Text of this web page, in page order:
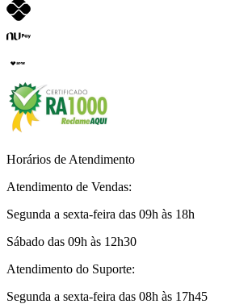
Horários de Atendimento
Atendimento de Vendas:
Segunda a sexta-feira das 09h às 18h
Sábado das 09h às 12h30
Atendimento do Suporte:
Segunda a sexta-feira das 08h às 17h45